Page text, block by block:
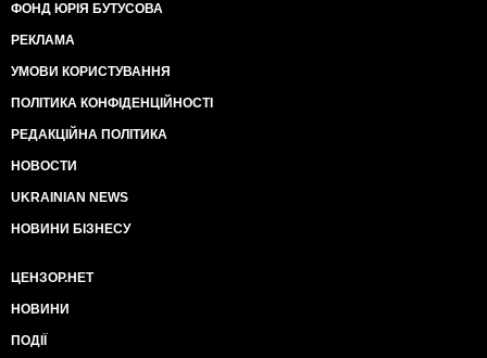
ФОНД ЮРІЯ БУТУСОВА
РЕКЛАМА
УМОВИ КОРИСТУВАННЯ
ПОЛІТИКА КОНФІДЕНЦІЙНОСТІ
РЕДАКЦІЙНА ПОЛІТИКА
НОВОСТИ
UKRAINIAN NEWS
НОВИНИ БІЗНЕСУ
ЦЕНЗОР.НЕТ
НОВИНИ
ПОДІЇ